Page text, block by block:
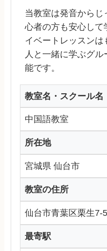
当教室は発音から
心者の方も安心して
イベートレッスン
人と一緒に学ぶグ
能です。
教室名・スクール名
中国語教室
所在地
宮城県 仙台市
教室の住所
仙台市青葉区栗生7-
最寄駅